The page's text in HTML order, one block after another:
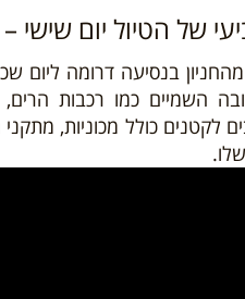
של הטיול יום שישי – 09/08/19
בנסיעה דרומה ליום
השמיים כמו רכבות הרים,
לקטנים כולל מכוניות,